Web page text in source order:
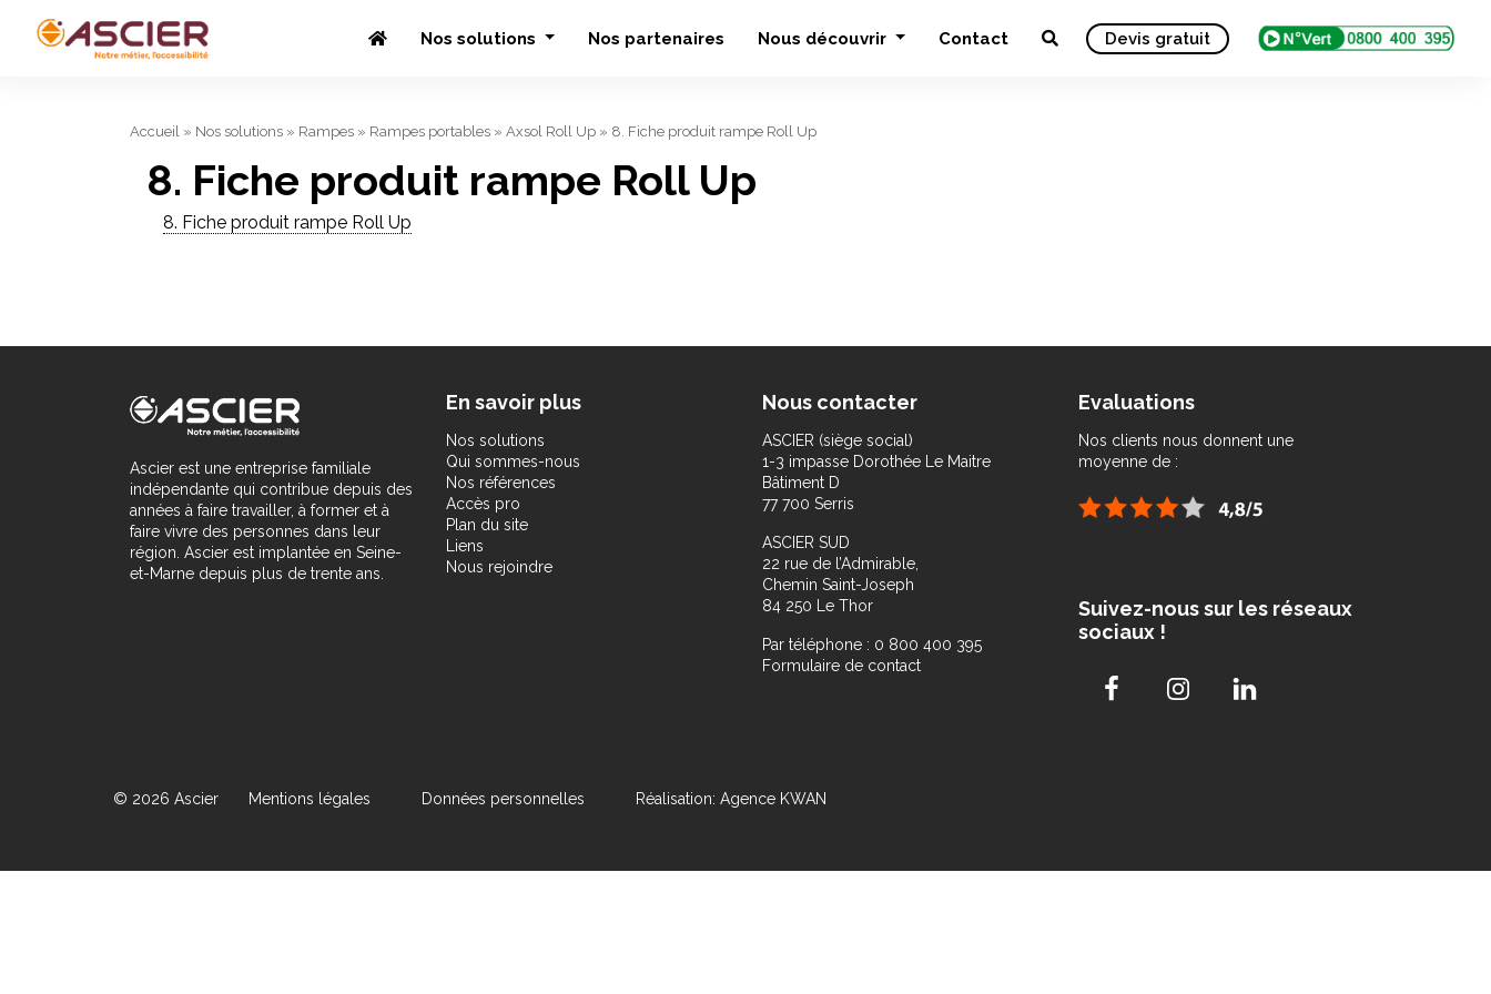
Nos solutions Nos partenaires Nous découvrir Contact Devis gratuit
Accueil » Nos solutions » Rampes » Rampes portables » Axsol Roll Up » 8. Fiche produit rampe Roll Up
8. Fiche produit rampe Roll Up
8. Fiche produit rampe Roll Up
Ascier est une entreprise familiale
indépendante qui contribue depuis des
années à faire travailler, à former et à
faire vivre des personnes dans leur
région. Ascier est implantée en Seine-
et-Marne depuis plus de trente ans.
En savoir plus
Nos solutions
Qui sommes-nous
Nos références
Accès pro
Plan du site
Liens
Nous rejoindre
Nous contacter
ASCIER (siège social)
1-3 impasse Dorothée Le Maitre
Bâtiment D
77 700 Serris
ASCIER SUD
22 rue de l’Admirable,
Chemin Saint-Joseph
84 250 Le Thor
Par téléphone : 0 800 400 395
Formulaire de contact
Evaluations
Nos clients nous donnent une
moyenne de :
Suivez-nous sur les réseaux
sociaux !
© 2026 Ascier Mentions légales Données personnelles Réalisation: Agence KWAN